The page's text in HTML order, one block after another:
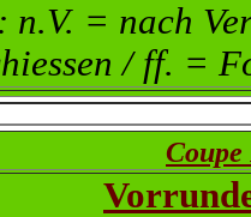
= nach
/ ff. =